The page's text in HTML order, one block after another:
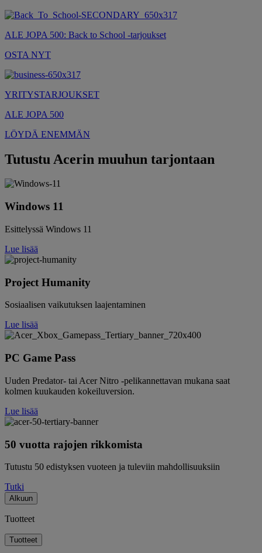
ALE JOPA 500: Back to School -tarjoukset
OSTA NYT
YRITYSTARJOUKSET
ALE JOPA 500
LÖYDÄ ENEMMÄN
Tutustu Acerin muuhun tarjontaan
Windows 11
Esittelyssä Windows 11
Lue lisää
Project Humanity
Sosiaalisen vaikutuksen laajentaminen
Lue lisää
PC Game Pass
Uuden Predator- tai Acer Nitro -pelikannettavan mukana saat
kolmen kuukauden kokeiluversion.
Lue lisää
50 vuotta rajojen rikkomista
Tutustu 50 edistyksen vuoteen ja tuleviin mahdollisuuksiin
Tutki
Alkuun
Tuotteet
Tuotteet